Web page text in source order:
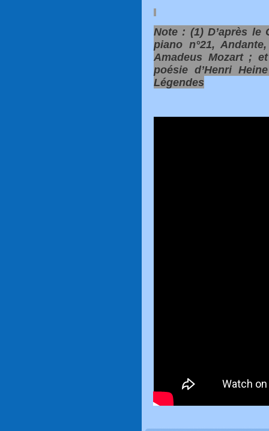
Note : (1) D’après le
piano n°21,
Amadeus Mozart ;
poésie d’Henri
Légendes